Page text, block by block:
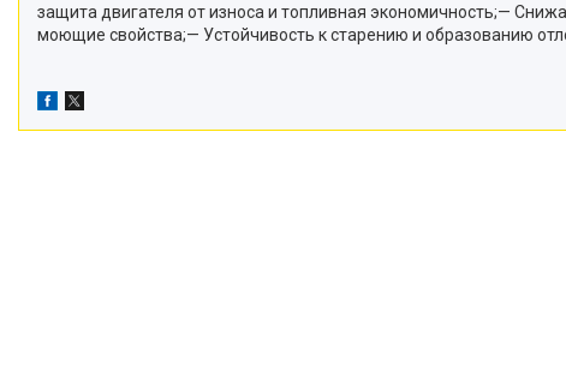
защита двигателя от износа и топливная экономичность;—
моющие свойства;— Устойчивость к старению и образованию